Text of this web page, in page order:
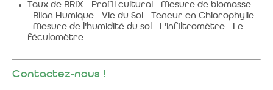
Taux de BRIX - Profil cultural - Mesure de biomasse
- Bilan Humique - Vie du Sol - Teneur en Chlorophylle
- Mesure de l'humidité du sol - L'infiltromètre - Le
féculomètre
Contactez-nous !